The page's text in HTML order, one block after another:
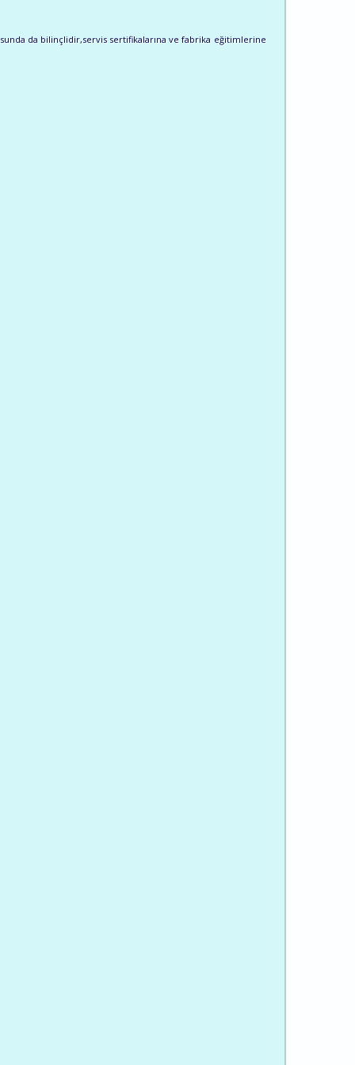
da bilinçlidir,servis sertifikalarına ve fabrika eğitimlerine